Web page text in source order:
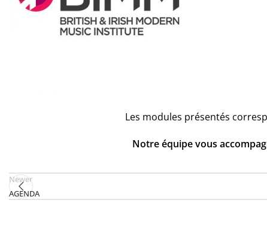
Les modules présentés
Notre équipe vous
Newer
AGENDA